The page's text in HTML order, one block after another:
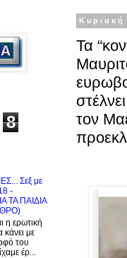
Τα
τον
8
Σεξ με
-
ΤΑ ΠΑΙΔΙΑ
η ερωτική
κάνει με
του
έρ...